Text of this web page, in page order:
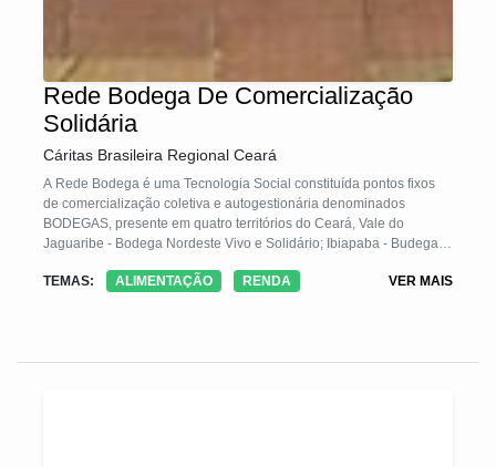
Rede Bodega De Comercialização
Solidária
Cáritas Brasileira Regional Ceará
A Rede Bodega é uma Tecnologia Social constituída pontos fixos
de comercialização coletiva e autogestionária denominados
BODEGAS, presente em quatro territórios do Ceará, Vale do
Jaguaribe - Bodega Nordeste Vivo e Solidário; Ibiapaba - Budega
metropolitana: Budegama e Bodega da Vila Mundo.
trabalho e crescimento econômico.
TEMAS: ALIMENTAÇÃO RENDA VER MAIS